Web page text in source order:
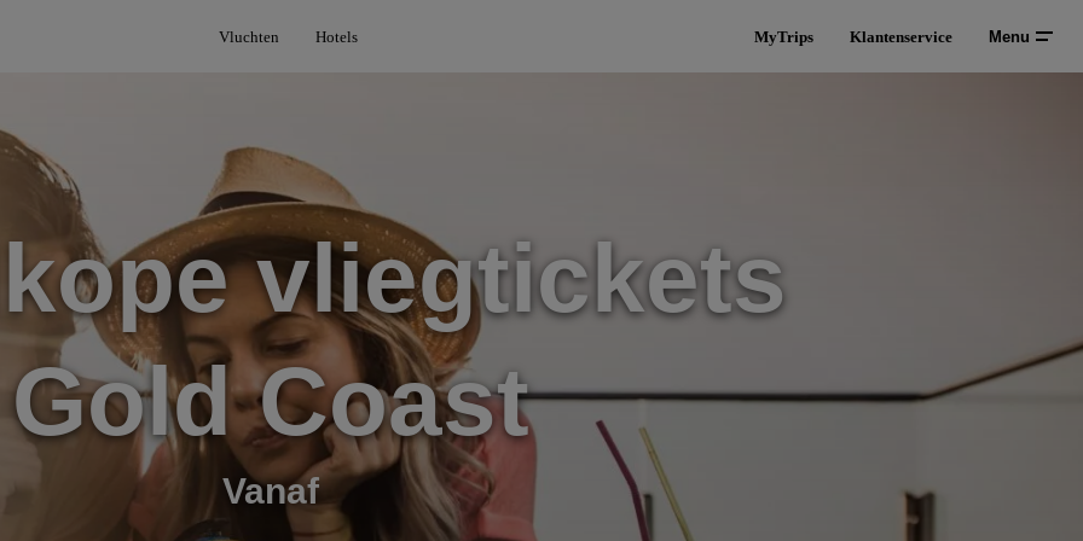
Vluchten Hotels MyTrips Klantenservice Menu
vliegtickets
Gold Coast
Vanaf